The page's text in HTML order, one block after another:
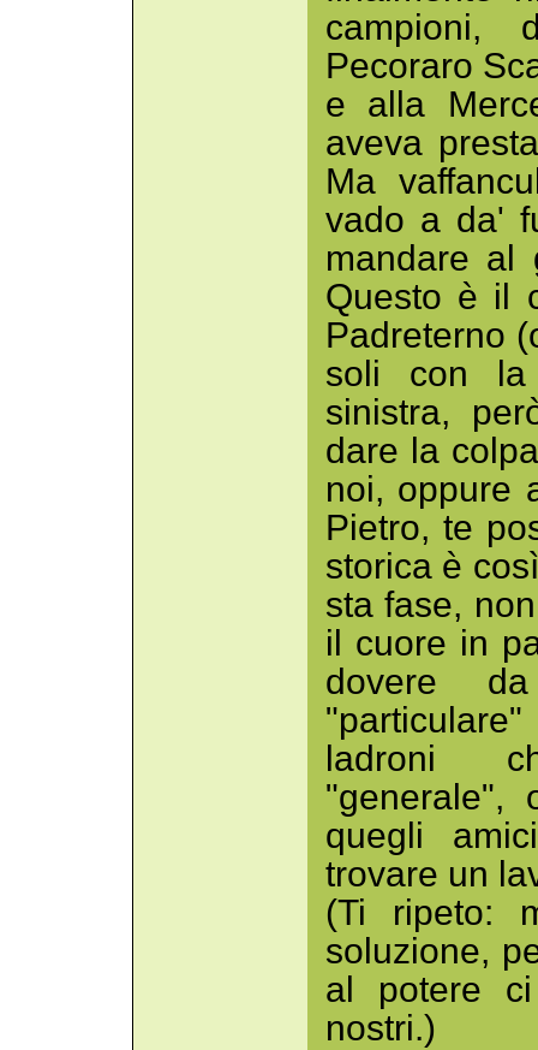
campioni,
Pecoraro
e alla
aveva
Ma
vado a da'
mandare al
Questo è il
Padreterno
soli con la
sinistra,
dare la
noi, oppure
Pietro, te
storica è
sta fase,
il cuore in
dovere
ladroni
"generale",
quegli
trovare un
(Ti ripeto:
soluzione,
al potere ci
nostri.)